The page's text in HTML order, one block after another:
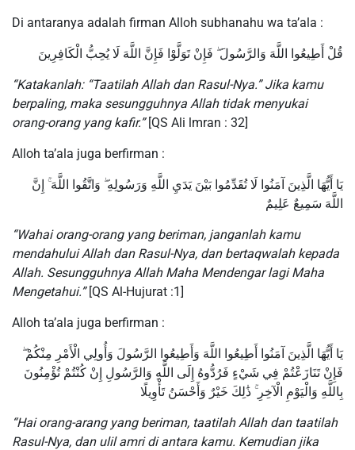
Di antaranya adalah firman Alloh subhanahu wa ta’ala :
قُلْ أَطِيعُوا اللَّهَ وَالرَّسُولَ ۖ فَإِنْ تَوَلَّوْا فَإِنَّ اللَّهَ لَا يُحِبُّ الْكَافِرِينَ
“Katakanlah: “Taatilah Allah dan Rasul-Nya.” Jika kamu
berpaling, maka sesungguhnya Allah tidak menyukai
orang-orang yang kafir.”[QS Ali lmran : 32]
Alloh ta’ala juga berfirman :
يَا أَيُّهَا الَّذِينَ آمَنُوا لَا تُقَدِّمُوا بَيْنَ يَدَيِ اللَّهِ وَرَسُولِهِ ۖ وَاتَّقُوا اللَّهَ ۚ إِنَّ
اللَّهَ سَمِيعٌ عَلِيمٌ
“Wahai orang-orang yang beriman, janganlah kamu
mendahului Allah dan Rasul-Nya, dan bertaqwalah kepada
Allah. Sesungguhnya Allah Maha Mendengar lagi Maha
Mengetahui.”[QS Al-Hujurat :1]
Alloh ta’ala juga berfirman :
يَا أَيُّهَا الَّذِينَ آمَنُوا أَطِيعُوا اللَّهَ وَأَطِيعُوا الرَّسُولَ وَأُولِي الْأَمْرِ مِنْكُمْ ۖ
فَإِنْ تَنَازَعْتُمْ فِي شَيْءٍ فَرُدُّوهُ إِلَى اللَّهِ وَالرَّسُولِ إِنْ كُنْتُمْ تُؤْمِنُونَ
بِاللَّهِ وَالْيَوْمِ الْآخِرِ ۚ ذَٰلِكَ خَيْرٌ وَأَحْسَنُ تَأْوِيلًا
“Hai orang-arang yang beriman, taatilah Allah dan taatilah
Rasul-Nya, dan ulil amri di antara kamu. Kemudian jika